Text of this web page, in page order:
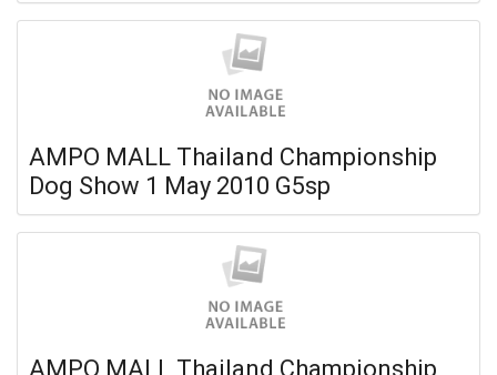
AMPO MALL Thailand Championship
Dog Show 1 May 2010 G5sp
AMPO MALL Thailand Championship